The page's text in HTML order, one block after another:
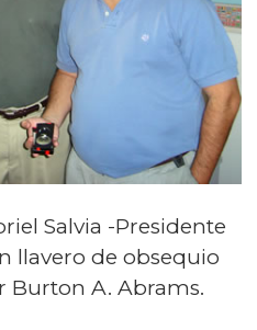
Salvia -Presidente
llavero de obsequio
Burton A. Abrams.